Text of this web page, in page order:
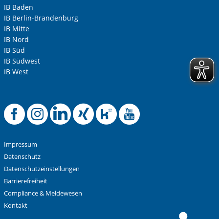
IB Baden
IB Berlin-Brandenburg
IB Mitte
IB Nord
IB Süd
IB Südwest
IB West
Offizielle
Offizielle
Offizielle
Offizielle
Offizielle
Impressum
Datenschutz
Datenschutzeinstellungen
Barrierefreiheit
Compliance & Meldewesen
Kontakt